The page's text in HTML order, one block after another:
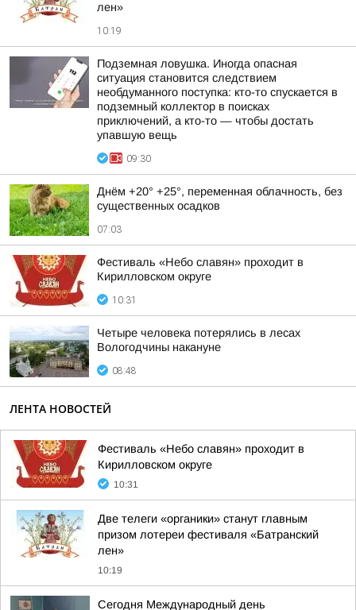
лен»
10:19
Подземная ловушка. Иногда опасная
ситуация становится следствием
необдуманного поступка: кто-то спускается в
подземный коллектор в поисках
приключений, а кто-то — чтобы достать
упавшую вещь
09:30
Днём +20° +25°, переменная облачность, без
существенных осадков
07:03
Фестиваль «Небо славян» проходит в
Кирилловском округе
10:31
Четыре человека потерялись в лесах
Вологодчины накануне
08:48
ЛЕНТА НОВОСТЕЙ
Фестиваль «Небо славян» проходит в
Кирилловском округе
10:31
Две телеги «органики» станут главным
призом лотереи фестиваля «Батранский
лен»
10:19
Сегодня Международный день